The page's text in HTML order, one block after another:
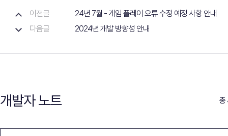
이전글
24년 7월 - 게임 플레이 오류 수정 예정 사항 안내
다음글
2024년 개발 방향성 안내
개발자 노트 총